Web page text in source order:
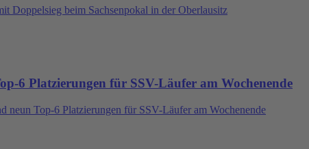
Doppelsieg beim Sachsenpokal in der Oberlausitz
6 Platzierungen für SSV-Läufer am Wochenende
neun Top-6 Platzierungen für SSV-Läufer am Wochenende